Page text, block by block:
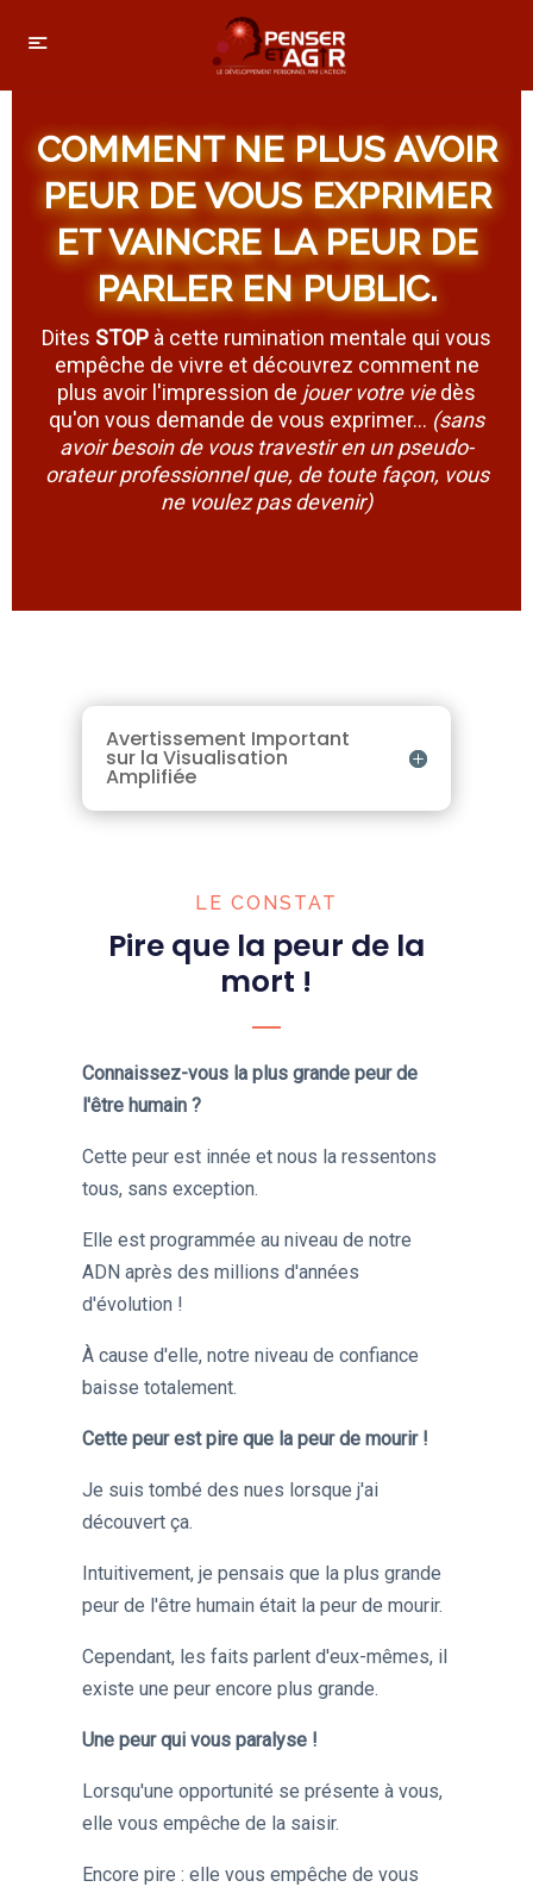
COMMENT NE PLUS AVOIR
PEUR DE VOUS EXPRIMER
ET VAINCRE LA PEUR DE
PARLER EN PUBLIC.
Dites STOP à cette rumination mentale qui vous
empêche de vivre et découvrez comment ne
plus avoir l'impression de jouer votre viedès
qu'on vous demande de vous exprimer... (sans
avoir besoin de vous travestir en un pseudo-
orateur professionnel que, de toute façon, vous
ne voulez pas devenir)
Avertissement Important
sur la Visualisation
Amplifiée
LE CONSTAT
Pire que la peur de la
mort !
Connaissez-vous la plus grande peur de
l'être humain ?
Cette peur est innée et nous la ressentons
tous, sans exception.
Elle est programmée au niveau de notre
ADN après des millions d'années
d'évolution !
À cause d'elle, notre niveau de confiance
baisse totalement.
Cette peur est pire que la peur de mourir !
Je suis tombé des nues lorsque j'ai
découvert ça.
Intuitivement, je pensais que la plus grande
peur de l'être humain était la peur de mourir.
Cependant, les faits parlent d'eux-mêmes, il
existe une peur encore plus grande.
Une peur qui vous paralyse !
Lorsqu'une opportunité se présente à vous,
elle vous empêche de la saisir.
Encore pire : elle vous empêche de vous